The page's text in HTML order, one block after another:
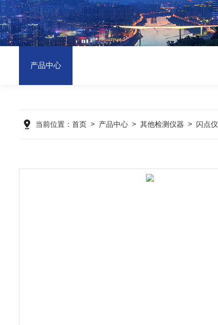
产品中心
当前位置： 首页 > 产品中心 > 其他检测仪器 > 闪点仪